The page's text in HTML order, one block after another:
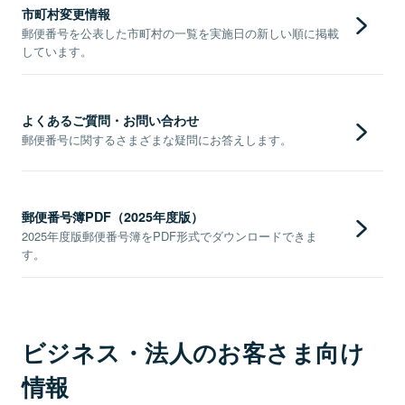
市町村変更情報
郵便番号を公表した市町村の一覧を実施日の新しい順に掲載
しています。
よくあるご質問・お問い合わせ
郵便番号に関するさまざまな疑問にお答えします。
郵便番号簿PDF（2025年度版）
2025年度版郵便番号簿をPDF形式でダウンロードできま
す。
ビジネス・法人のお客さま向け
情報